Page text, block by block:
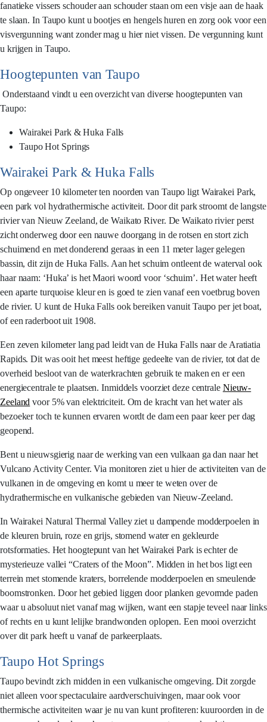
fanatieke vissers schouder aan schouder staan om een visje aan de haak
te slaan. In Taupo kunt u bootjes en hengels huren en zorg ook voor een
visvergunning want zonder mag u hier niet vissen. De vergunning kunt
u krijgen in Taupo.
Hoogtepunten van Taupo
Onderstaand vindt u een overzicht van diverse hoogtepunten van
Taupo:
Wairakei Park & Huka Falls
Taupo Hot Springs
Wairakei Park & Huka Falls
Op ongeveer 10 kilometer ten noorden van Taupo ligt Wairakei Park,
een park vol hydrathermische activiteit. Door dit park stroomt de langste
rivier van Nieuw Zeeland, de Waikato River. De Waikato rivier perst
zicht onderweg door een nauwe doorgang in de rotsen en stort zich
schuimend en met donderend geraas in een 11 meter lager gelegen
bassin, dit zijn de Huka Falls. Aan het schuim ontleent de waterval ook
haar naam: ‘Huka’ is het Maori woord voor ‘schuim’. Het water heeft
een aparte turquoise kleur en is goed te zien vanaf een voetbrug boven
de rivier. U kunt de Huka Falls ook bereiken vanuit Taupo per jet boat,
of een raderboot uit 1908.
Een zeven kilometer lang pad leidt van de Huka Falls naar de Aratiatia
Rapids. Dit was ooit het meest heftige gedeelte van de rivier, tot dat de
overheid besloot van de waterkrachten gebruik te maken en er een
energiecentrale te plaatsen. Inmiddels voorziet deze centrale Nieuw-
Zeeland voor 5% van elektriciteit. Om de kracht van het water als
bezoeker toch te kunnen ervaren wordt de dam een paar keer per dag
geopend.
Bent u nieuwsgierig naar de werking van een vulkaan ga dan naar het
Vulcano Activity Center. Via monitoren ziet u hier de activiteiten van de
vulkanen in de omgeving en komt u meer te weten over de
hydrathermische en vulkanische gebieden van Nieuw-Zeeland.
In Wairakei Natural Thermal Valley ziet u dampende modderpoelen in
de kleuren bruin, roze en grijs, stomend water en gekleurde
rotsformaties. Het hoogtepunt van het Wairakei Park is echter de
mysterieuze vallei “Craters of the Moon”. Midden in het bos ligt een
terrein met stomende kraters, borrelende modderpoelen en smeulende
boomstronken. Door het gebied liggen door planken gevormde paden
waar u absoluut niet vanaf mag wijken, want een stapje teveel naar links
of rechts en u kunt lelijke brandwonden oplopen. Een mooi overzicht
over dit park heeft u vanaf de parkeerplaats.
Taupo Hot Springs
Taupo bevindt zich midden in een vulkanische omgeving. Dit zorgde
niet alleen voor spectaculaire aardverschuivingen, maar ook voor
thermische activiteiten waar je nu van kunt profiteren: kuuroorden in de